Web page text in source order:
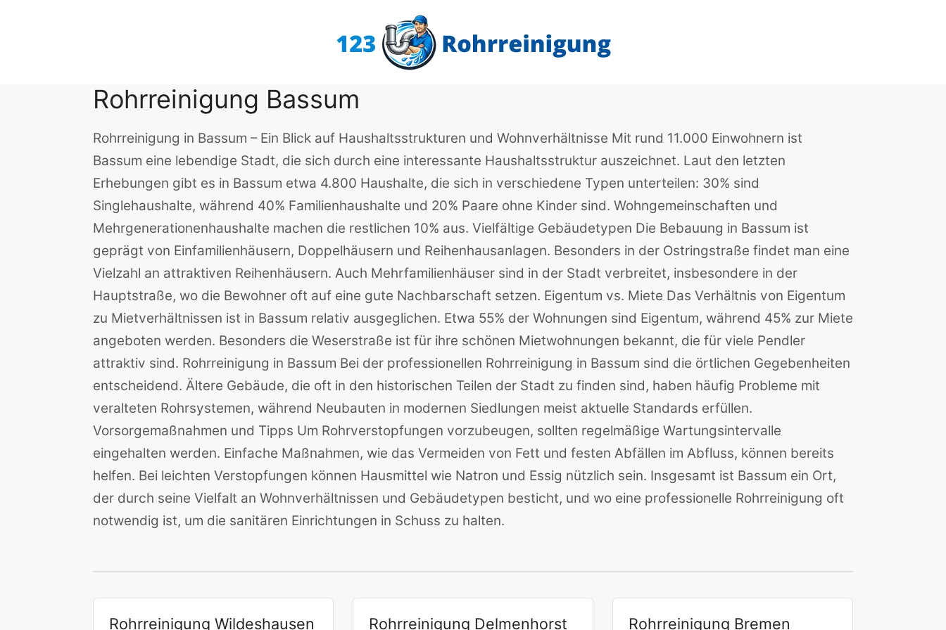
Rohrreinigung Bassum
Rohrreinigung in Bassum – Ein Blick auf Haushaltsstrukturen und Wohnverhältnisse Mit rund 11.000 Einwohnern ist
Bassum eine lebendige Stadt, die sich durch eine interessante Haushaltsstruktur auszeichnet. Laut den letzten
Erhebungen gibt es in Bassum etwa 4.800 Haushalte, die sich in verschiedene Typen unterteilen: 30% sind
Singlehaushalte, während 40% Familienhaushalte und 20% Paare ohne Kinder sind. Wohngemeinschaften und
Mehrgenerationenhaushalte machen die restlichen 10% aus. Vielfältige Gebäudetypen Die Bebauung in Bassum ist
geprägt von Einfamilienhäusern, Doppelhäusern und Reihenhausanlagen. Besonders in der Ostringstraße findet man eine
Vielzahl an attraktiven Reihenhäusern. Auch Mehrfamilienhäuser sind in der Stadt verbreitet, insbesondere in der
Hauptstraße, wo die Bewohner oft auf eine gute Nachbarschaft setzen. Eigentum vs. Miete Das Verhältnis von Eigentum
zu Mietverhältnissen ist in Bassum relativ ausgeglichen. Etwa 55% der Wohnungen sind Eigentum, während 45% zur Miete
angeboten werden. Besonders die Weserstraße ist für ihre schönen Mietwohnungen bekannt, die für viele Pendler
attraktiv sind. Rohrreinigung in Bassum Bei der professionellen Rohrreinigung in Bassum sind die örtlichen Gegebenheiten
entscheidend. Ältere Gebäude, die oft in den historischen Teilen der Stadt zu finden sind, haben häufig Probleme mit
veralteten Rohrsystemen, während Neubauten in modernen Siedlungen meist aktuelle Standards erfüllen.
Vorsorgemaßnahmen und Tipps Um Rohrverstopfungen vorzubeugen, sollten regelmäßige Wartungsintervalle
eingehalten werden. Einfache Maßnahmen, wie das Vermeiden von Fett und festen Abfällen im Abfluss, können bereits
helfen. Bei leichten Verstopfungen können Hausmittel wie Natron und Essig nützlich sein. Insgesamt ist Bassum ein Ort,
der durch seine Vielfalt an Wohnverhältnissen und Gebäudetypen besticht, und wo eine professionelle Rohrreinigung oft
notwendig ist, um die sanitären Einrichtungen in Schuss zu halten.
Rohrreinigung Wildeshausen Rohrreinigung Delmenhorst Rohrreinigung Bremen